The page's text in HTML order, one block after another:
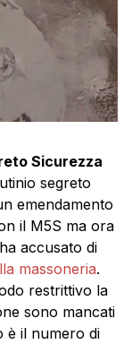
Sicurezza
segreto
emendamento
il M5S ma ora
accusato di
massoneria.
restrittivo la
sono mancati
è il numero di